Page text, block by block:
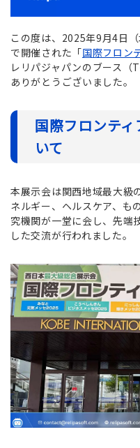
この度は、2025年9月4日
で開催された「国際フロン
レリパジャパンのブース（
ありがとうございました。
国際フロンテ
いて
本展示会は関西地域最大級
ネルギー、ヘルスケア、も
究機関が一堂に会し、先端
した交流が行われました。